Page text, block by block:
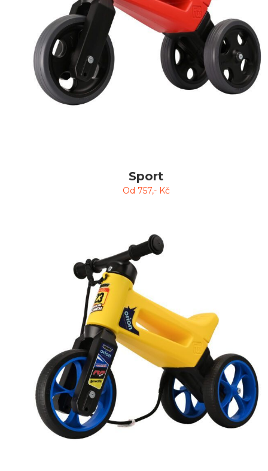
Sport
Od 757,- Kč